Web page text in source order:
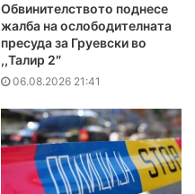
Обвинителството поднесе
жалба на ослободителната
пресуда за Груевски во
,,Талир 2″
06.08.2026 21:41